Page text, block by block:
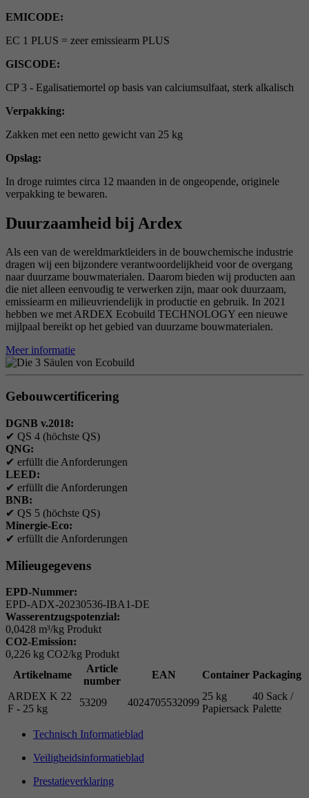
EMICODE:
EC 1 PLUS = zeer emissiearm PLUS
GISCODE:
CP 3 - Egalisatiemortel op basis van calciumsulfaat, sterk alkalisch
Verpakking:
Zakken met een netto gewicht van 25 kg
Opslag:
In droge ruimtes circa 12 maanden in de ongeopende, originele
verpakking te bewaren.
Duurzaamheid bij Ardex
Als een van de wereldmarktleiders in de bouwchemische industrie
dragen wij een bijzondere verantwoordelijkheid voor de overgang
naar duurzame bouwmaterialen. Daarom bieden wij producten aan
die niet alleen eenvoudig te verwerken zijn, maar ook duurzaam,
emissiearm en milieuvriendelijk in productie en gebruik. In 2021
hebben we met ARDEX Ecobuild TECHNOLOGY een nieuwe
mijlpaal bereikt op het gebied van duurzame bouwmaterialen.
Meer informatie
Gebouwcertificering
DGNB v.2018:
✔ QS 4 (höchste QS)
QNG:
✔ erfüllt die Anforderungen
LEED:
✔ erfüllt die Anforderungen
BNB:
✔ QS 5 (höchste QS)
Minergie-Eco:
✔ erfüllt die Anforderungen
Milieugegevens
EPD-Nummer:
EPD-ADX-20230536-IBA1-DE
Wasserentzugspotenzial:
0,0428 m³/kg Produkt
CO2-Emission:
0,226 kg CO2/kg Produkt
Artikelname
Article
number
EAN Container Packaging
ARDEX K 22
F - 25 kg
53209 4024705532099
25 kg
Papiersack
40 Sack /
Palette
Technisch Informatieblad
Veiligheidsinformatieblad
Prestatieverklaring